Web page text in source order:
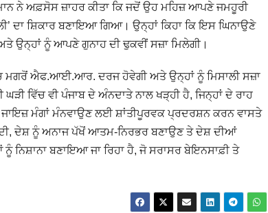
ਨੇ ਅਫ਼ਸੋਸ ਜ਼ਾਹਰ ਕੀਤਾ ਕਿ ਜਦੋਂ ਉਹ ਮਹਿਜ਼ ਆਪਣੇ ਜਮਹੂਰੀ
ਦਾ ਸ਼ਿਕਾਰ ਬਣਾਇਆ ਗਿਆ। ਉਨ੍ਹਾਂ ਕਿਹਾ ਕਿ ਇਸ ਘਿਨਾਉਣੇ
ਉਨ੍ਹਾਂ ਨੂੰ ਆਪਣੇ ਗੁਨਾਹ ਦੀ ਢੁਕਵੀਂ ਸਜ਼ਾ ਮਿਲੇਗੀ।
ਮਗਰੋਂ ਐਫ.ਆਈ.ਆਰ. ਦਰਜ ਹੋਵੇਗੀ ਅਤੇ ਉਨ੍ਹਾਂ ਨੂੰ ਮਿਸਾਲੀ ਸਜ਼ਾ
ਵਿੱਚ ਵੀ ਪੰਜਾਬ ਦੇ ਅੰਨਦਾਤੇ ਨਾਲ ਖੜ੍ਹੀ ਹੈ, ਜਿਨ੍ਹਾਂ ਦੇ ਰਾਹ
ਮੰਗਾਂ ਮੰਨਵਾਉਣ ਲਈ ਸ਼ਾਂਤੀਪੂਰਵਕ ਪ੍ਰਦਰਸ਼ਨ ਕਰਨ ਵਾਸਤੇ
ਦੇਸ਼ ਨੂੰ ਅਨਾਜ ਪੱਖੋਂ ਆਤਮ-ਨਿਰਭਰ ਬਣਾਉਣ ਤੇ ਦੇਸ਼ ਦੀਆਂ
ਨਿਸ਼ਾਨਾ ਬਣਾਇਆ ਜਾ ਰਿਹਾ ਹੈ, ਜੋ ਸਰਾਸਰ ਬੇਇਨਸਾਫ਼ੀ ਤੇ